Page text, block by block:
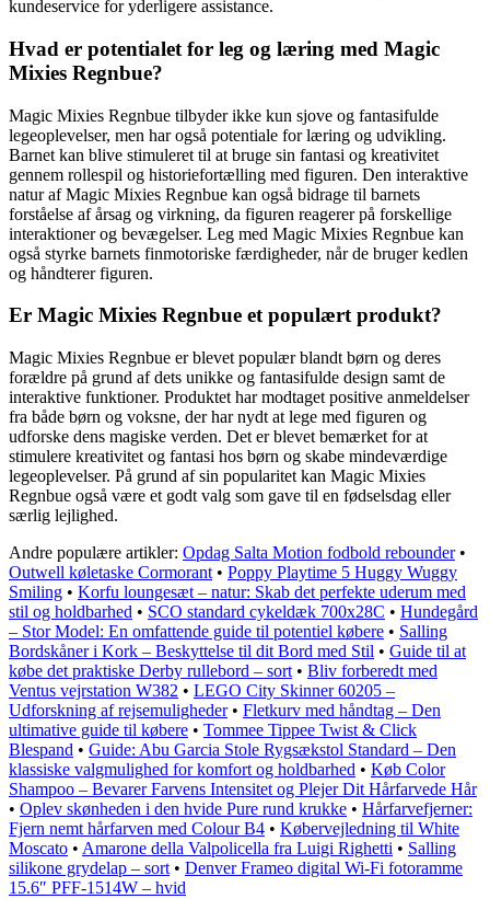
kundeservice for yderligere assistance.
Hvad er potentialet for leg og læring med Magic
Mixies Regnbue?
Magic Mixies Regnbue tilbyder ikke kun sjove og fantasifulde
legeoplevelser, men har også potentiale for læring og udvikling.
Barnet kan blive stimuleret til at bruge sin fantasi og kreativitet
gennem rollespil og historiefortælling med figuren. Den interaktive
natur af Magic Mixies Regnbue kan også bidrage til barnets
forståelse af årsag og virkning, da figuren reagerer på forskellige
interaktioner og bevægelser. Leg med Magic Mixies Regnbue kan
også styrke barnets finmotoriske færdigheder, når de bruger kedlen
og håndterer figuren.
Er Magic Mixies Regnbue et populært produkt?
Magic Mixies Regnbue er blevet populær blandt børn og deres
forældre på grund af dets unikke og fantasifulde design samt de
interaktive funktioner. Produktet har modtaget positive anmeldelser
fra både børn og voksne, der har nydt at lege med figuren og
udforske dens magiske verden. Det er blevet bemærket for at
stimulere kreativitet og fantasi hos børn og skabe mindeværdige
legeoplevelser. På grund af sin popularitet kan Magic Mixies
Regnbue også være et godt valg som gave til en fødselsdag eller
særlig lejlighed.
Andre populære artikler: Opdag Salta Motion fodbold rebounder•
Outwell køletaske Cormorant • Poppy Playtime 5 Huggy Wuggy
Smiling • Korfu loungesæt – natur: Skab det perfekte uderum med
stil og holdbarhed • SCO standard cykeldæk 700x28C • Hundegård
– Stor Model: En omfattende guide til potentiel købere • Salling
Bordskåner i Kork – Beskyttelse til dit Bord med Stil • Guide til at
købe det praktiske Derby rullebord – sort • Bliv forberedt med
Ventus vejrstation W382 • LEGO City Skinner 60205 –
Udforskning af rejsemuligheder• Fletkurv med håndtag – Den
ultimative guide til købere • Tommee Tippee Twist & Click
Blespand • Guide: Abu Garcia Stole Rygsækstol Standard – Den
klassiske valgmulighed for komfort og holdbarhed • Køb Color
Shampoo – Bevarer Farvens Intensitet og Plejer Dit Hårfarvede Hår
• Oplev skønheden i den hvide Pure rund krukke • Hårfarvefjerner:
Fjern nemt hårfarven med Colour B4 • Købervejledning til White
Moscato • Amarone della Valpolicella fra Luigi Righetti • Salling
silikone grydelap – sort • Denver Frameo digital Wi-Fi fotoramme
15.6″ PFF-1514W – hvid